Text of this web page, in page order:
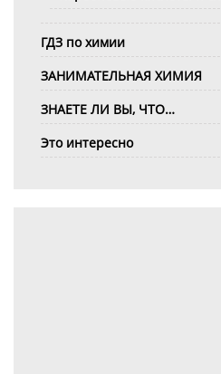
ГДЗ по химии
ЗАНИМАТЕЛЬНАЯ ХИМИЯ
ЗНАЕТЕ ЛИ ВЫ, ЧТО…
Это интересно